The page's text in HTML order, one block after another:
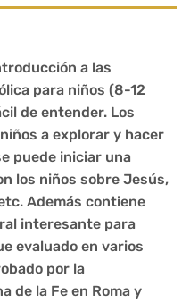
a las
para niños (8-12
de entender. Los
a explorar y hacer
puede iniciar una
los niños sobre Jesús,
Además contiene
interesante para
evaluado en varios
por la
de la Fe en Roma y